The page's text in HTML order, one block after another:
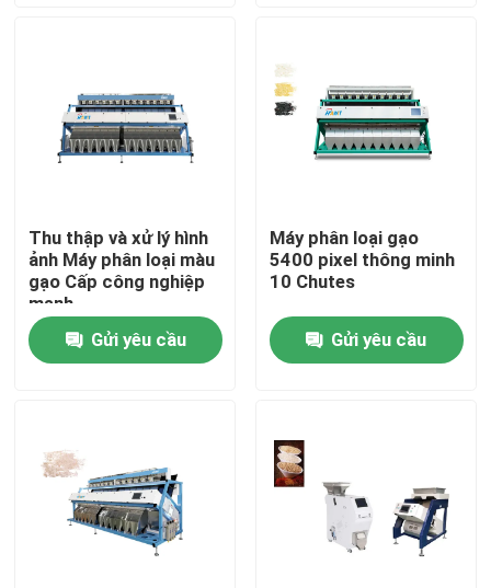
Về chúng tôi
Tham quan nhà máy
Kiểm soát chất lượng
Liên hệ chúng tôi
Tin tức
máy phân loại màu gạo
Thu thập và xử lý hình
ảnh Máy phân loại màu
gạo Cấp công nghiệp
mạnh
Gửi yêu cầu
Máy phân loại gạo
5400 pixel thông minh
10 Chutes
Gửi yêu cầu